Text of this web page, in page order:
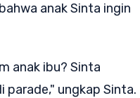
anak Sinta ingin
anak ibu? Sinta
parade," ungkap Sinta.